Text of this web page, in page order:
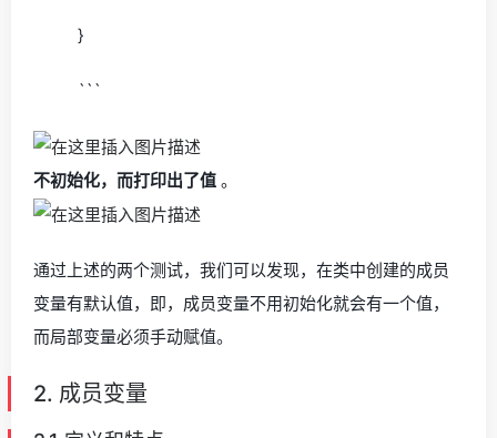
}
```
不初始化，而打印出了值 。
通过上述的两个测试，我们可以发现，在类中创建的成员
变量有默认值，即，成员变量不用初始化就会有一个值，
而局部变量必须手动赋值。
2. 成员变量